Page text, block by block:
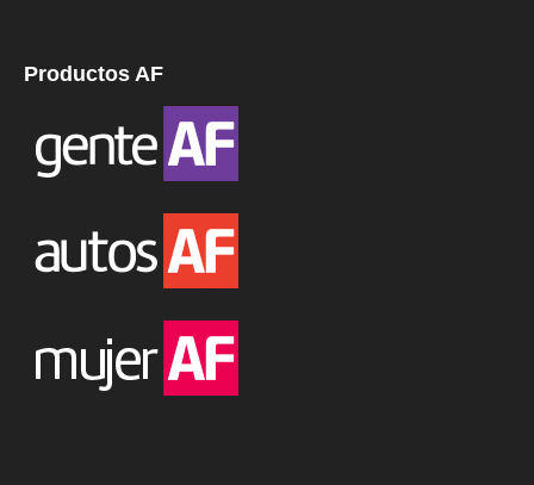
Productos AF